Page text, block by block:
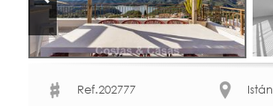
Ref.202777 Istán